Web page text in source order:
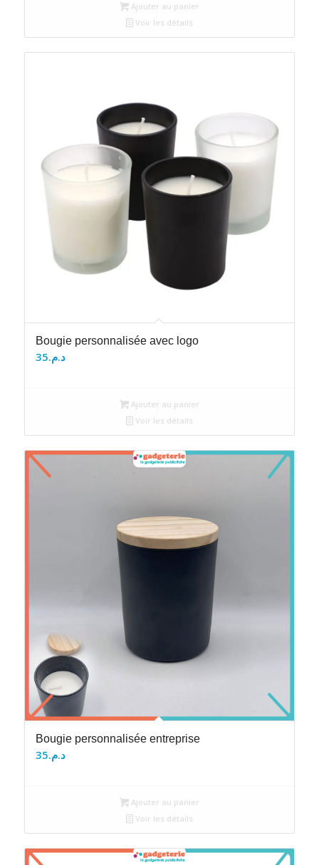
Ajouter au panier
Voir les détails
Bougie personnalisée avec logo
د.م.35
Ajouter au panier
Voir les détails
Bougie personnalisée entreprise
د.م.35
Ajouter au panier
Voir les détails